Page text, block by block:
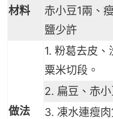
材料
赤小豆1兩、
鹽少許
做法
1. 粉葛去皮、
粟米切段。
2. 扁豆、赤
3. 凍水連瘦